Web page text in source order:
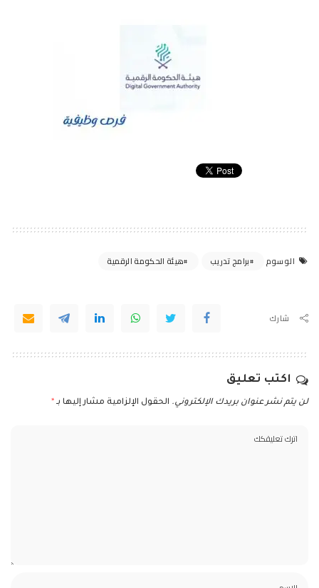
الوسوم برامج تدريب هيئة الحكومة الرقمية
شارك
اكتب تعليق
لن يتم نشر عنوان بريدك الإلكتروني. الحقول الإلزامية مشار إليها بـ *